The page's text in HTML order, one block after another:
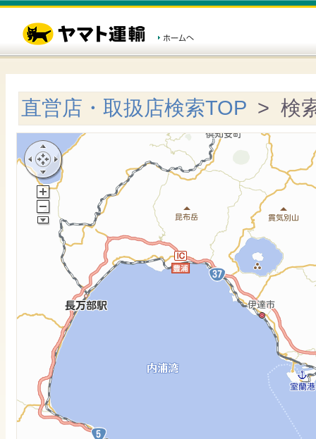
直営店・取扱店検索TOP > 検